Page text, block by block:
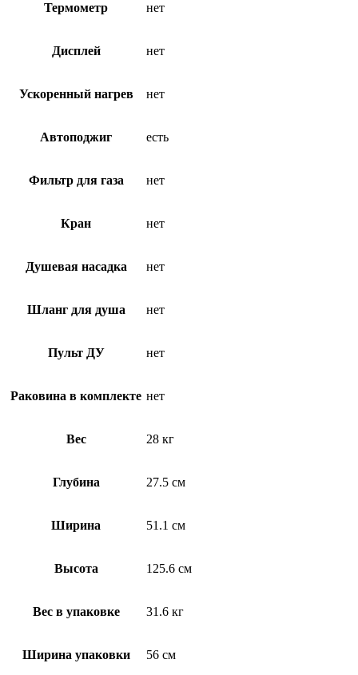
Термометр нет
Дисплей нет
Ускоренный нагрев нет
Автоподжиг есть
Фильтр для газа нет
Кран нет
Душевая насадка нет
Шланг для душа нет
Пульт ДУ нет
Раковина в комплекте нет
Вес 28 кг
Глубина 27.5 см
Ширина 51.1 см
Высота 125.6 см
Вес в упаковке 31.6 кг
Ширина упаковки 56 см